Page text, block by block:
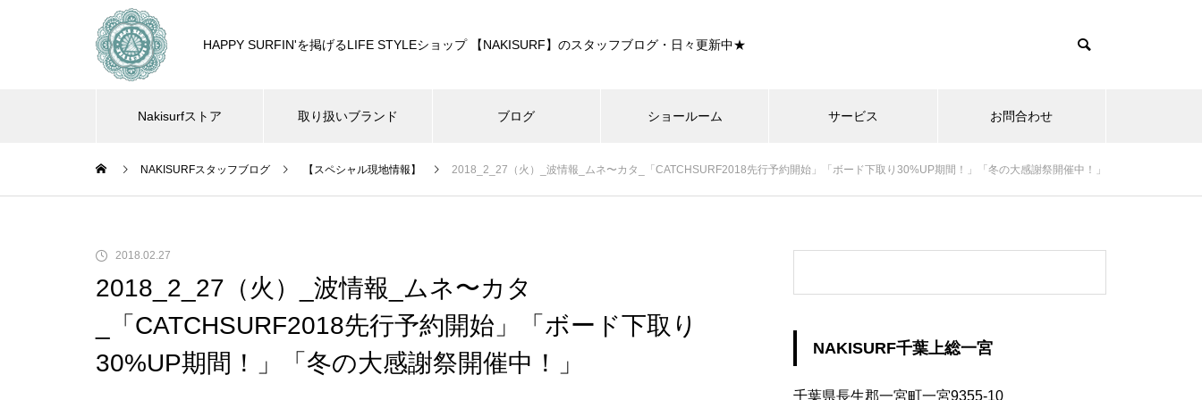
HAPPY SURFIN'を掲げるLIFE STYLEショップ 【NAKISURF】のスタッフブログ・日々更新中★
Nakisurfストア 取り扱いブランド ブログ ショールーム サービス お問合わせ
NAKISURFスタッフブログ 【スペシャル現地情報】 2018_2_27（火）_波情報_ムネ〜カタ_「CATCHSURF2018先行予約開始」「ボード下取り30%UP期間！」「冬の大感謝祭開催中！」
2018.02.27
2018_2_27（火）_波情報_ムネ〜カタ
_「CATCHSURF2018先行予約開始」「ボード下取り
30%UP期間！」「冬の大感謝祭開催中！」
NAKISURF千葉上総一宮
千葉県長生郡一宮町一宮9355-10